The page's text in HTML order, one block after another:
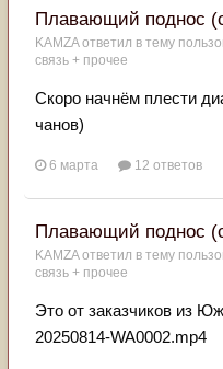
Плавающий поднос
KAMZAответил в тему
связь + прочее
Скоро начнём плести
чанов)
6 марта 12 ответов
Плавающий поднос
KAMZAответил в тему
связь + прочее
Это от заказчиков из
20250814-WA0002.mp4